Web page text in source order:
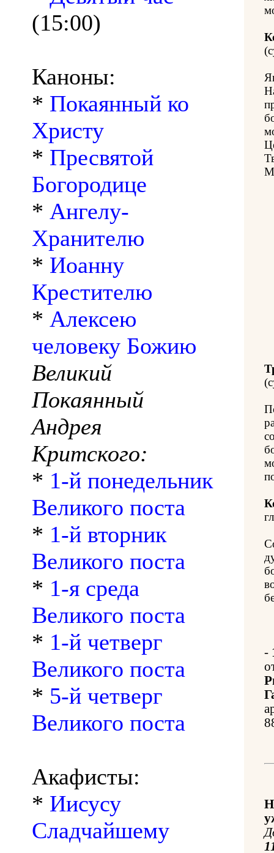
(15:00)
Каноны:
* Покаянный ко
Христу
* Пресвятой
Богородице
* Ангелу-
Хранителю
* Иоанну
Крестителю
* Алексею
человеку Божию
Великий
Покаянный
Андрея
Критского:
* 1-й понедельник
Великого поста
* 1-й вторник
Великого поста
* 1-я среда
Великого поста
* 1-й четверг
Великого поста
* 5-й четверг
Великого поста
Акафисты:
* Иисусу
Сладчайшему
-